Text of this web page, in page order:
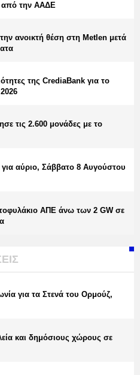
από την ΑΑΔΕ
ανοικτή θέση στη Metlen μετά
της CrediaBank για το
τις 2.600 μονάδες με το
αύριο, Σάββατο 8 Αυγούστου
ΑΠΕ άνω των 2 GW σε
για τα Στενά του Ορμούζ,
και δημόσιους χώρους σε